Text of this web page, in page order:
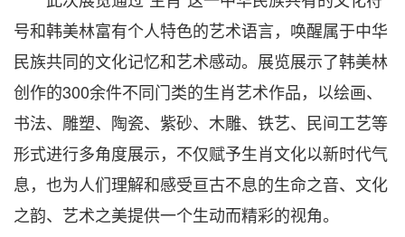
号和韩美林富有个人特色的艺术语言，唤醒属于中华
民族共同的文化记忆和艺术感动。展览展示了韩美林
创作的300余件不同门类的生肖艺术作品，以绘画、
书法、雕塑、陶瓷、紫砂、木雕、铁艺、民间工艺等
形式进行多角度展示，不仅赋予生肖文化以新时代气
息，也为人们理解和感受亘古不息的生命之音、文化
之韵、艺术之美提供一个生动而精彩的视角。